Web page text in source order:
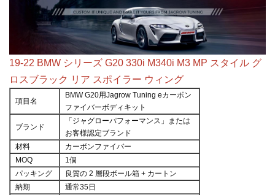
19-22 BMW シリーズ G20 330i M340i M3 MP スタイル グ
ロスブラック リア スポイラー ウィング
項目名
BMW G20用Jagrow Tuning eカーボン
ファイバーボディキット
ブランド
「ジャグローパフォーマンス」または
お客様認定ブランド
材料
カーボンファイバー
MOQ
1個
パッキング
良質の 2 層段ボール箱 + カートン
納期
通常35日